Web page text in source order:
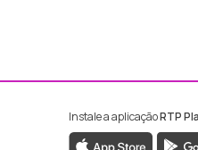
da RTP Madeira
da RTP
Instale a aplicaçãoRTP